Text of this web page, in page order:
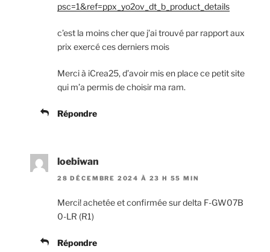
psc=1&ref=ppx_yo2ov_dt_b_product_details
c’est la moins cher que j’ai trouvé par rapport aux
prix exercé ces derniers mois
Merci à iCrea25, d’avoir mis en place ce petit site
qui m’a permis de choisir ma ram.
Répondre
loebiwan
28 DÉCEMBRE 2024 À 23 H 55 MIN
Merci! achetée et confirmée sur delta F-GW07B
0-LR (R1)
Répondre